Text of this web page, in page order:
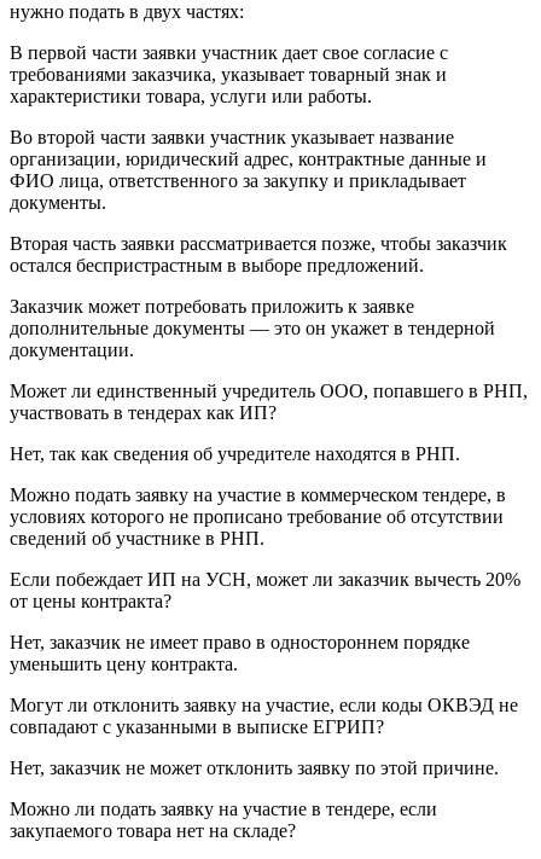
нужно подать в двух частях:
В первой части заявки участник дает свое согласие с
требованиями заказчика, указывает товарный знак и
характеристики товара, услуги или работы.
Во второй части заявки участник указывает название
организации, юридический адрес, контрактные данные и
ФИО лица, ответственного за закупку и прикладывает
документы.
Вторая часть заявки рассматривается позже, чтобы заказчик
остался беспристрастным в выборе предложений.
Заказчик может потребовать приложить к заявке
дополнительные документы — это он укажет в тендерной
документации.
Может ли единственный учредитель ООО, попавшего в РНП,
участвовать в тендерах как ИП?
Нет, так как сведения об учредителе находятся в РНП.
Можно подать заявку на участие в коммерческом тендере, в
условиях которого не прописано требование об отсутствии
сведений об участнике в РНП.
Если побеждает ИП на УСН, может ли заказчик вычесть 20%
от цены контракта?
Нет, заказчик не имеет право в одностороннем порядке
уменьшить цену контракта.
Могут ли отклонить заявку на участие, если коды ОКВЭД не
совпадают с указанными в выписке ЕГРИП?
Нет, заказчик не может отклонить заявку по этой причине.
Можно ли подать заявку на участие в тендере, если
закупаемого товара нет на складе?